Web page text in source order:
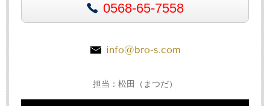
0568-65-7558
info@bro-s.com
担当：松田（まつだ）